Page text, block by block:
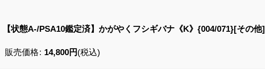
【状態A-/PSA10鑑定済】かがやくフシギバナ《K》{004/071}[その他]
販売価格: 14,800円 (税込)